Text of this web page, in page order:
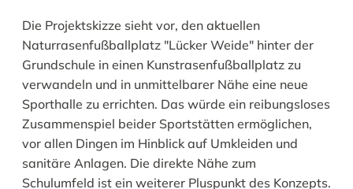
Die Projektskizze sieht vor, den aktuellen
Naturrasenfußballplatz "Lücker Weide" hinter der
Grundschule in einen Kunstrasenfußballplatz zu
verwandeln und in unmittelbarer Nähe eine neue
Sporthalle zu errichten. Das würde ein reibungsloses
Zusammenspiel beider Sportstätten ermöglichen,
vor allen Dingen im Hinblick auf Umkleiden und
sanitäre Anlagen. Die direkte Nähe zum
Schulumfeld ist ein weiterer Pluspunkt des Konzepts.